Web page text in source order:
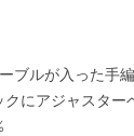
ブルが入った手
にアジャスター